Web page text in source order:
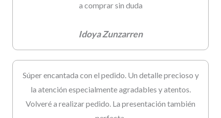
a comprar sin duda
Idoya Zunzarren
Súper encantada con el pedido. Un detalle precioso y
la atención especialmente agradables y atentos.
Volveré a realizar pedido. La presentación también